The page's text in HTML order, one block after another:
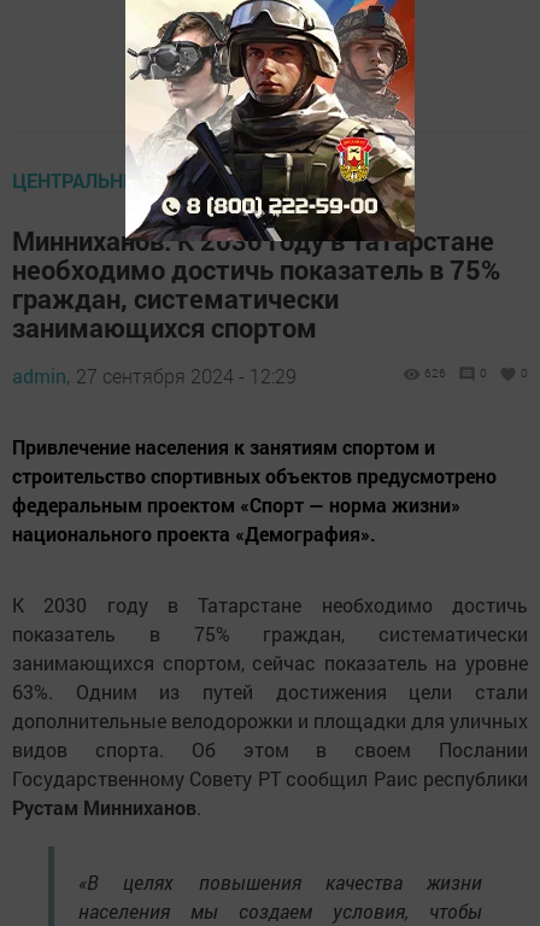
ЦЕНТРАЛЬНЫЕ НОВОСТИ
Минниханов: К 2030 году в Татарстане
необходимо достичь показатель в 75%
граждан, систематически
занимающихся спортом
admin, 27 сентября 2024 - 12:29 626 0 0
Привлечение населения к занятиям спортом и
строительство спортивных объектов предусмотрено
федеральным проектом «Спорт — норма жизни»
национального проекта «Демография».
К 2030 году в Татарстане необходимо достичь
показатель в 75% граждан, систематически
занимающихся спортом, сейчас показатель на уровне
63%. Одним из путей достижения цели стали
дополнительные велодорожки и площадки для уличных
видов спорта. Об этом в своем Послании
Государственному Совету РТ сообщил Раис республики
Рустам Минниханов.
«В целях повышения качества жизни
населения мы создаем условия, чтобы